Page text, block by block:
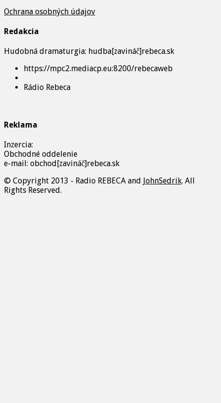
Ochrana osobných údajov
Redakcia
Hudobná dramaturgia: hudba[zavináč]rebeca.sk
https://mpc2.mediacp.eu:8200/rebecaweb
Rádio Rebeca
Reklama
Inzercia:
Obchodné oddelenie
e-mail: obchod[zavináč]rebeca.sk
© Copyright 2013 - Radio REBECA and JohnSedrik. All
Rights Reserved.